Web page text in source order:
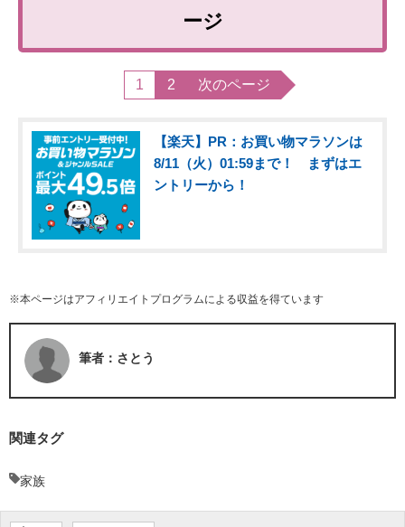
ージ
1 2 次のページ
【楽天】PR：お買い物マラソンは
8/11（火）01:59まで！ まずはエ
ントリーから！
※本ページはアフィリエイトプログラムによる収益を得ています
筆者：さとう
関連タグ
家族